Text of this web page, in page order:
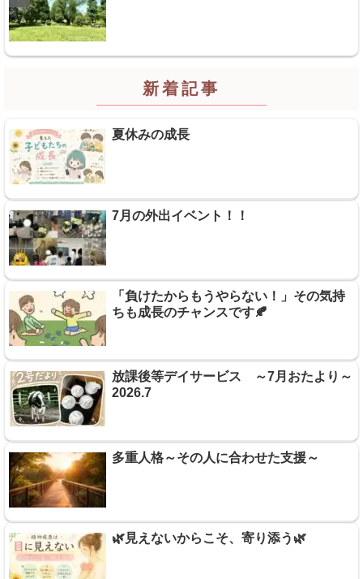
新着記事
夏休みの成長
7月の外出イベント！！
「負けたからもうやらない！」その気持
ちも成長のチャンスです🍂
放課後等デイサービス ～7月おたより～
2026.7
多重人格～その人に合わせた支援～
🌿見えないからこそ、寄り添う🌿